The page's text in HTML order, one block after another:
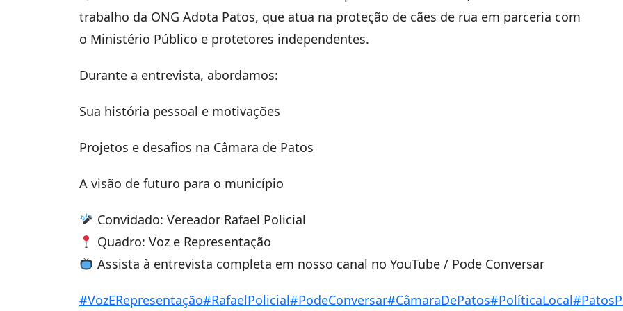
trabalho da ONG Adota Patos, que atua na proteção de cães de rua em parceria com
o Ministério Público e protetores independentes.
Durante a entrevista, abordamos:
Sua história pessoal e motivações
Projetos e desafios na Câmara de Patos
A visão de futuro para o município
Convidado: Vereador Rafael Policial
Quadro: Voz e Representação
Assista à entrevista completa em nosso canal no YouTube / Pode Conversar
#VozERepresentação#RafaelPolicial#PodeConversar#CâmaraDePatos#PolíticaLocal